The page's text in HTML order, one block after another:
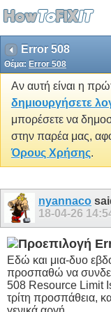
Error 508
Θέμα: Error 508
Αν αυτή είναι η
δημιουργήσετε
μπορέσετε να
στην παρέα μας,
Όρους Χρήσης.
nyannaco
18-04-26
Εδώ και μια-δυο
προσπαθώ να
508 Resource Limit
τρίτη προσπάθεια,